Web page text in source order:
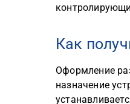
Как
Оформление
назначение